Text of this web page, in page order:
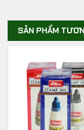
SẢN PHẨM